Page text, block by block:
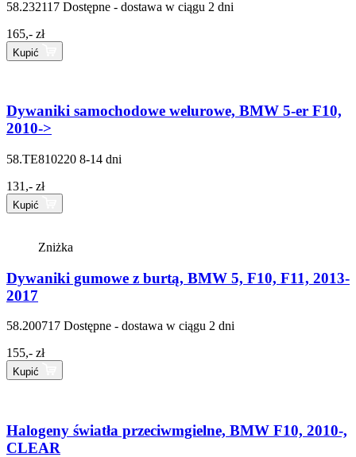
58.232117 Dostępne - dostawa w ciągu 2 dni
165,- zł
Kupić
Dywaniki samochodowe welurowe, BMW 5-er F10,
2010->
58.TE810220 8-14 dni
131,- zł
Kupić
Zniżka
Dywaniki gumowe z burtą, BMW 5, F10, F11, 2013-
2017
58.200717 Dostępne - dostawa w ciągu 2 dni
155,- zł
Kupić
Halogeny światła przeciwmgielne, BMW F10, 2010-,
CLEAR